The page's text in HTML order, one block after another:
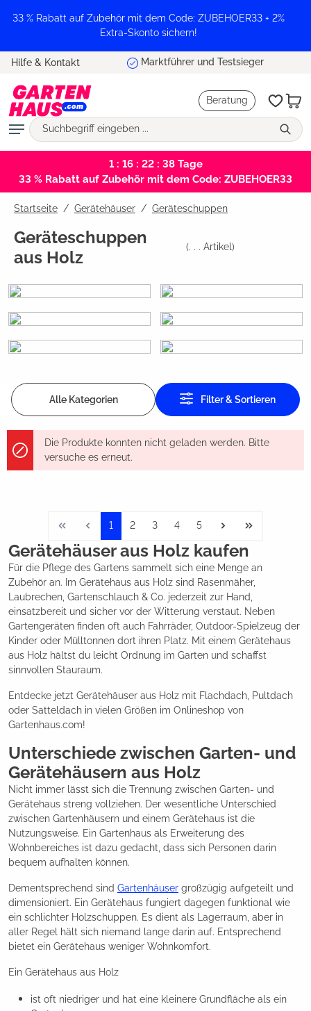
springen
33 % Rabatt auf Zubehör mit dem Code: ZUBEHOER33 + 2%
Extra-Skonto sichern!
Hilfe & Kontakt Marktführer und Testsieger
Beratung
1 : 16 : 22 : 37Tage
33 % Rabatt auf Zubehör mit dem Code: ZUBEHOER33
Startseite Gerätehäuser / Geräteschuppen
Geräteschuppen
aus Holz
(. . . Artikel)
Alle Kategorien Filter & Sortieren
Die Produkte konnten nicht geladen werden. Bitte
versuche es erneut.
1 2 3 4 5
Gerätehäuser aus Holz kaufen
Für die Pflege des Gartens sammelt sich eine Menge an
Zubehör an. Im Gerätehaus aus Holz sind Rasenmäher,
Laubrechen, Gartenschlauch & Co. jederzeit zur Hand,
einsatzbereit und sicher vor der Witterung verstaut. Neben
Gartengeräten finden oft auch Fahrräder, Outdoor-Spielzeug der
Kinder oder Mülltonnen dort ihren Platz. Mit einem Gerätehaus
aus Holz hältst du leicht Ordnung im Garten und schaffst
sinnvollen Stauraum.
Entdecke jetzt Gerätehäuser aus Holz mit Flachdach, Pultdach
oder Satteldach in vielen Größen im Onlineshop von
Gartenhaus.com!
Unterschiede zwischen Garten- und
Gerätehäusern aus Holz
Nicht immer lässt sich die Trennung zwischen Garten- und
Gerätehaus streng vollziehen. Der wesentliche Unterschied
zwischen Gartenhäusern und einem Gerätehaus ist die
Nutzungsweise. Ein Gartenhaus als Erweiterung des
Wohnbereiches ist dazu gedacht, dass sich Personen darin
bequem aufhalten können.
Dementsprechend sind Gartenhäuser großzügig aufgeteilt und
dimensioniert. Ein Gerätehaus fungiert dagegen funktional wie
ein schlichter Holzschuppen. Es dient als Lagerraum, aber in
aller Regel hält sich niemand lange darin auf. Entsprechend
bietet ein Gerätehaus weniger Wohnkomfort.
Ein Gerätehaus aus Holz
ist oft niedriger und hat eine kleinere Grundfläche als ein